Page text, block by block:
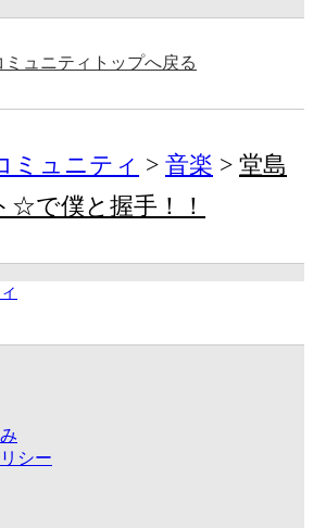
ミュニティトップへ戻る
ミュニティ 音楽
堂島
☆で僕と握手！！
シー